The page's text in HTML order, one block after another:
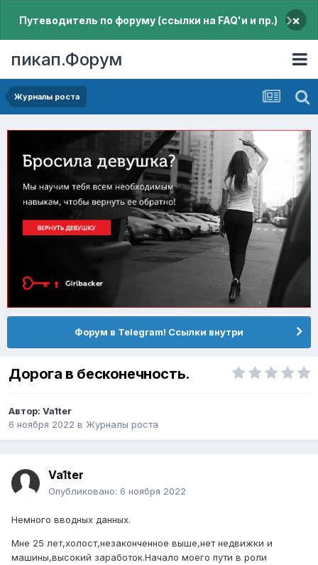
Путеводитель по форуму (ссылки на FAQ'и и пр.) ×
пикап.Форум
Журналы роста
Форум в Telegram! Ссылки внутри
Дорога в бесконечность.
Автор: Va1ter
6 ноября 2022 в Журналы роста
Va1ter
Опубликовано: 6 ноября 2022
Немного вводных данных.
Мне 25 лет,холост,незаконченное выше,нет недвижки и
машины,высокий заработок.Начало моего пути в роли